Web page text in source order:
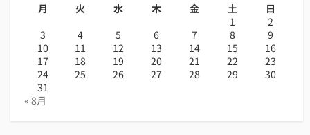
月
火 水 木 金 土
日
1
2
3
4 5 6 7 8
9
10
11 12 13 14 15
16
17
18 19 20 21 22
23
24
25 26 27 28 29
30
31
« 8月